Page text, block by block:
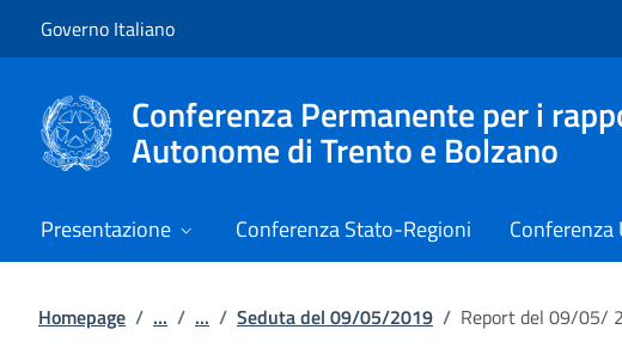
Governo Italiano
Conferenza Permanente per i
Autonome di Trento e Bolzano
Presentazione Conferenza Stato-Regioni
Homepage / ... / ... / Seduta del 09/05/2019 / Report del 09/05/